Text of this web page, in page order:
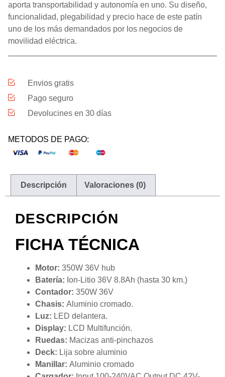
aporta transportabilidad y autonomía en uno. Su diseño,
funcionalidad, plegabilidad y precio hace de este patín
uno de los más demandados por los negocios de
movilidad eléctrica.
Envios gratis
Pago seguro
Devolucines en 30 días
METODOS DE PAGO:
Descripción Valoraciones (0)
DESCRIPCIÓN
FICHA TÉCNICA
Motor: 350W 36V hub
Batería: Ion-Litio 36V 8.8Ah (hasta 30 km.)
Contador: 350W 36V
Chasis: Aluminio cromado.
Luz: LED delantera.
Display: LCD Multifunción.
Ruedas: Macizas anti-pinchazos
Deck: Lija sobre aluminio
Manillar: Aluminio cromado